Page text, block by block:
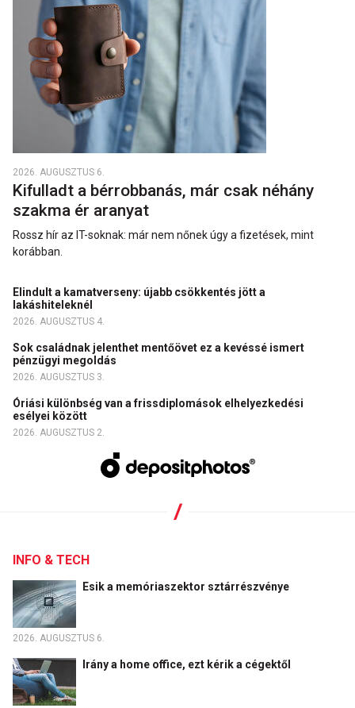
2026. AUGUSZTUS 6.
Kifulladt a bérrobbanás, már csak néhány
szakma ér aranyat
Rossz hír az IT-soknak: már nem nőnek úgy a fizetések, mint
korábban.
Elindult a kamatverseny: újabb csökkentés jött a
lakáshiteleknél
2026. AUGUSZTUS 4.
Sok családnak jelenthet mentőövet ez a kevéssé ismert
pénzügyi megoldás
2026. AUGUSZTUS 3.
Óriási különbség van a frissdiplomások elhelyezkedési
esélyei között
2026. AUGUSZTUS 2.
INFO & TECH
Esik a memóriaszektor sztárrészvénye
2026. AUGUSZTUS 6.
Irány a home office, ezt kérik a cégektől